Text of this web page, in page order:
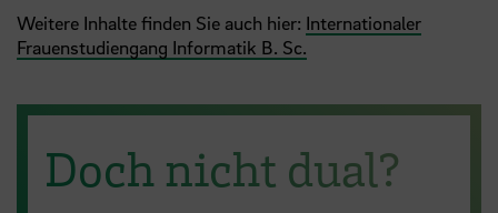
Weitere Inhalte finden Sie auch hier: Internationaler
Frauenstudiengang Informatik B. Sc.
Doch nicht dual?